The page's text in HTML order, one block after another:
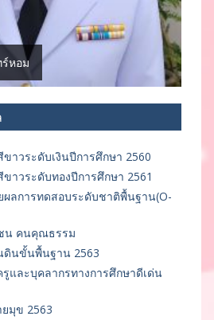
หอม
าวระดับเงินปีการศึกษา 2560
าวระดับทองปีการศึกษา 2561
ผลการทดสอบระดับชาติพื้นฐาน(O-
น คนคุณธรรม
ดินขั้นพื้นฐาน 2563
และบุคลากรทางการศึกษาดีเด่น
มุข 2563